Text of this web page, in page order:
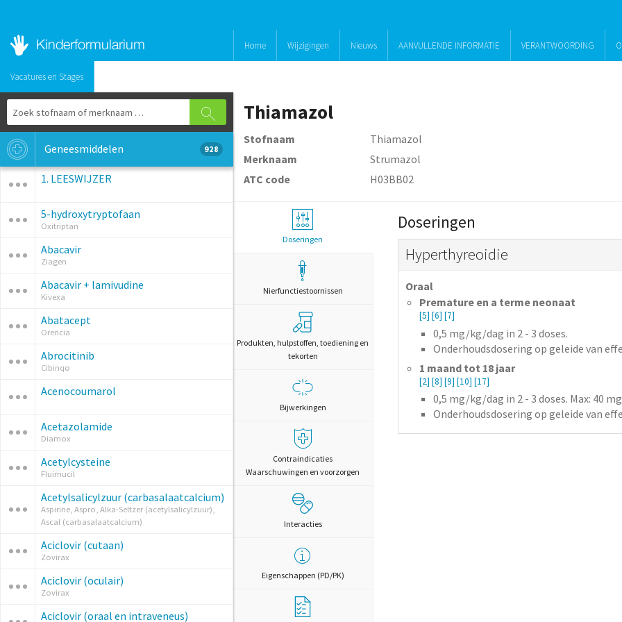
Home Wijzigingen Nieuws AANVULLENDE INFORMATIE VERANTWOORDING
Vacatures en Stages
Geneesmiddelen 928
1. LEESWIJZER
5-hydroxytryptofaan
Oxitriptan
Abacavir
Ziagen
Abacavir + lamivudine
Kivexa
Abatacept
Orencia
Abrocitinib
Cibinqo
Acenocoumarol
Acetazolamide
Diamox
Acetylcysteine
Fluimucil
Acetylsalicylzuur (carbasalaatcalcium)
Aspirine, Aspro, Alka-Seltzer (acetylsalicylzuur),
Ascal (carbasalaatcalcium)
Aciclovir (cutaan)
Zovirax
Aciclovir (oculair)
Zovirax
Aciclovir (oraal en intraveneus)
Thiamazol
Stofnaam
Thiamazol
Merknaam
Strumazol
ATC code
H03BB02
Doseringen
Nierfunctiestoornissen
Produkten, hulpstoffen, toediening en
tekorten
Bijwerkingen
Contraindicaties
Waarschuwingen en voorzorgen
Interacties
Eigenschappen (PD/PK)
Doseringen
Hyperthyreoidie
Oraal
Premature en a terme neonaat
[5] [6] [7]
0,5 mg/kg/dag in 2 - 3 doses.
Onderhoudsdosering op geleide van
1 maand tot 18 jaar
[2] [8] [9] [10] [17]
0,5 mg/kg/dag in 2 - 3 doses. Max: 40
Onderhoudsdosering op geleide van